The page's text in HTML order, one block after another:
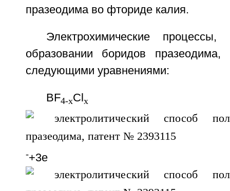
празеодима во фториде калия.
Электрохимические
образовании боридов празеодима,
следующими уравнениями:
BF4-xCl x
-+3е